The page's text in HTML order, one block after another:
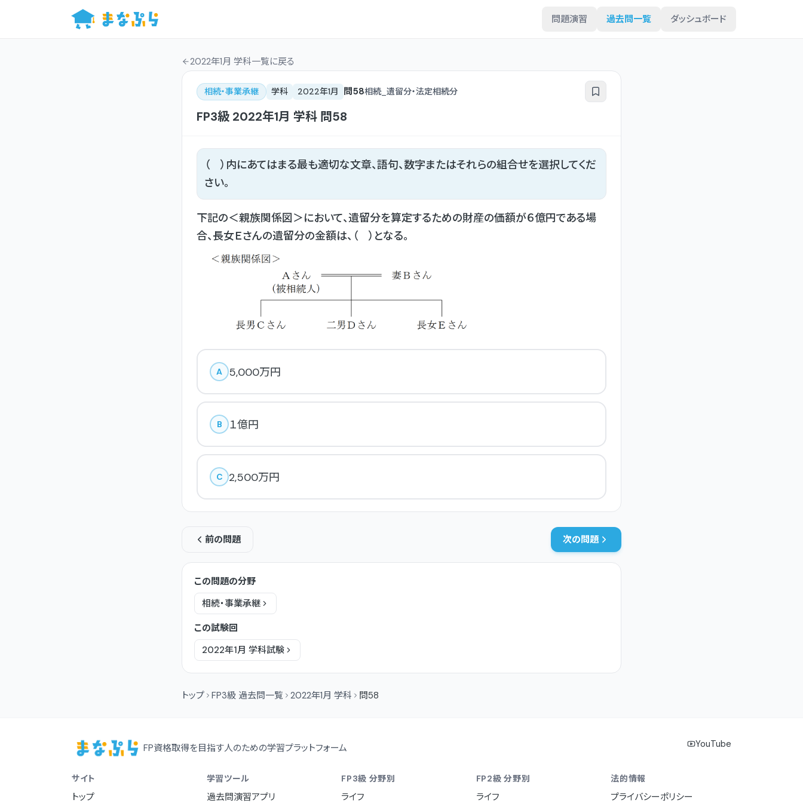
問題演習 過去問一覧 ダッシュボード
2022年1月 学科一覧に戻る
相続・事業承継 学科 2022年1月 問58相続_遺留分・法定相続分
FP3級 2022年1月 学科 問58
（ ）内にあてはまる最も適切な文章、語句、数字またはそれらの組合せを選択してくだ
さい。
下記の＜親族関係図＞において、遺留分を算定するための財産の価額が６億円である場
合、長女Ｅさんの遺留分の金額は、（ ）となる。
A 5,000万円
B １億円
C 2,500万円
前の問題 次の問題
この問題の分野
相続・事業承継
この試験回
2022年1月 学科試験
トップ FP3級 過去問一覧 2022年1月 学科 問58
FP資格取得を目指す人のための学習プラットフォーム YouTube
サイト
トップ
学習ツール
過去問演習アプリ
FP3級 分野別
ライフ
FP2級 分野別
ライフ
法的情報
プライバシーポリシー